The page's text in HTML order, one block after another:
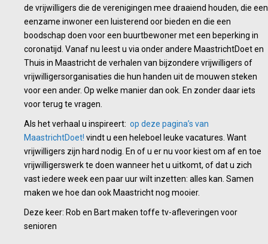
de vrijwilligers die de verenigingen mee draaiend houden, die een
eenzame inwoner een luisterend oor bieden en die een
boodschap doen voor een buurtbewoner met een beperking in
coronatijd. Vanaf nu leest u via onder andere MaastrichtDoet en
Thuis in Maastricht de verhalen van bijzondere vrijwilligers of
vrijwilligersorganisaties die hun handen uit de mouwen steken
voor een ander. Op welke manier dan ook. En zonder daar iets
voor terug te vragen.
Als het verhaal u inspireert: op deze pagina’s van
MaastrichtDoet! vindt u een heleboel leuke vacatures. Want
vrijwilligers zijn hard nodig. En of u er nu voor kiest om af en toe
vrijwilligerswerk te doen wanneer het u uitkomt, of dat u zich
vast iedere week een paar uur wilt inzetten: alles kan. Samen
maken we hoe dan ook Maastricht nog mooier.
Deze keer: Rob en Bart maken toffe tv-afleveringen voor
senioren